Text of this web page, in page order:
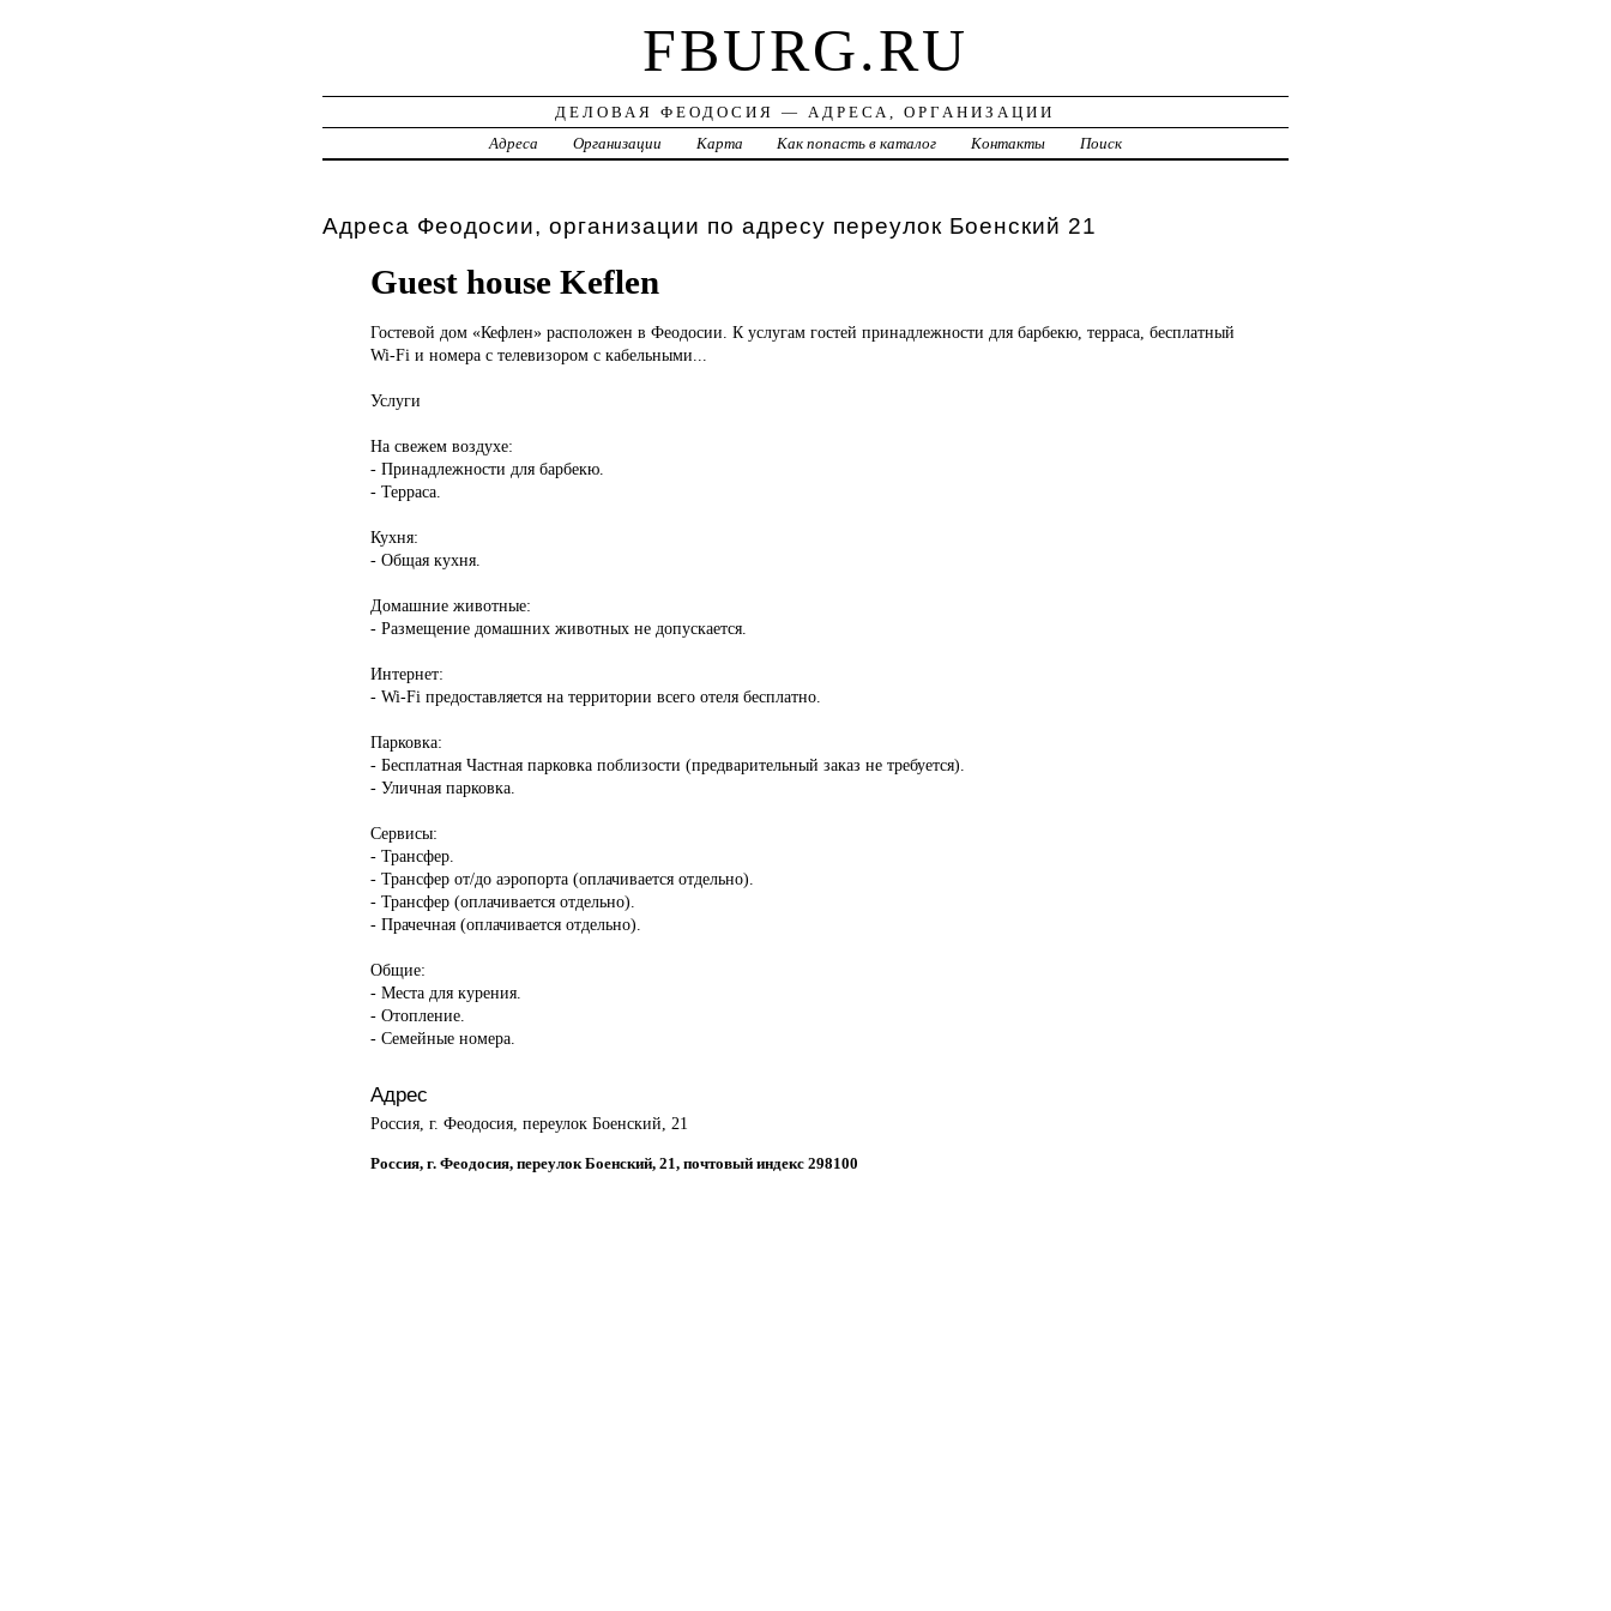
FBURG.RU
ДЕЛОВАЯ ФЕОДОСИЯ — АДРЕСА, ОРГАНИЗАЦИИ
Адреса
Организации Карта Как попасть в каталог Контакты Поиск
Адреса Феодосии, организации по адресу переулок Боенский 21
Guest house Keflen
Гостевой дом «Кефлен» расположен в Феодосии. К услугам гостей принадлежности для барбекю, терраса, бесплатный
Wi-Fi и номера с телевизором с кабельными...
Услуги
На свежем воздухе:
- Принадлежности для барбекю.
- Терраса.
Кухня:
- Общая кухня.
Домашние животные:
- Размещение домашних животных не допускается.
Интернет:
- Wi-Fi предоставляется на территории всего отеля бесплатно.
Парковка:
- Бесплатная Частная парковка поблизости (предварительный заказ не требуется).
- Уличная парковка.
Сервисы:
- Трансфер.
- Трансфер от/до аэропорта (оплачивается отдельно).
- Трансфер (оплачивается отдельно).
- Прачечная (оплачивается отдельно).
Общие:
- Места для курения.
- Отопление.
- Семейные номера.
Адрес
Россия, г. Феодосия, переулок Боенский, 21
Россия, г. Феодосия, переулок Боенский, 21, почтовый индекс 298100